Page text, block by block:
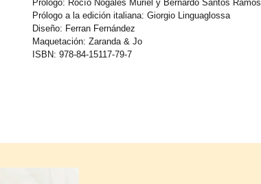
Prólogo: Rocío Nogales Muriel y Bernardo Santos Ramos
Prólogo a la edición italiana: Giorgio Linguaglossa
Diseño: Ferran Fernández
Maquetación: Zaranda & Jo
ISBN: 978-84-15117-79-7